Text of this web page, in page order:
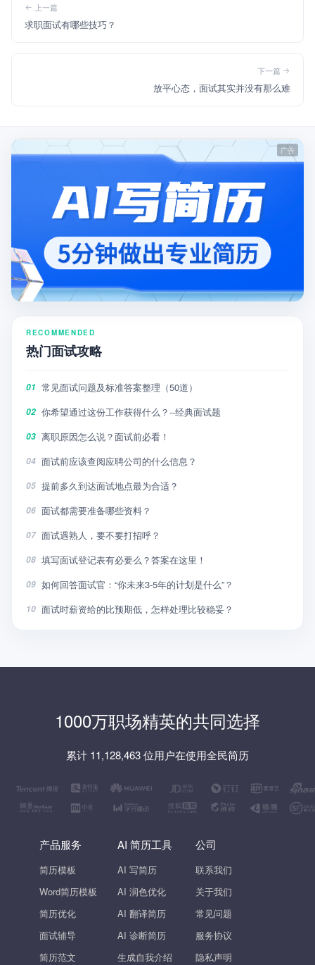
上一篇
求职面试有哪些技巧？
下一篇
放平心态，面试其实并没有那么难
RECOMMENDED
热门面试攻略
01 常见面试问题及标准答案整理（50道）
02 你希望通过这份工作获得什么？--经典面试题
03 离职原因怎么说？面试前必看！
04 面试前应该查阅应聘公司的什么信息？
05 提前多久到达面试地点最为合适？
06 面试都需要准备哪些资料？
07 面试遇熟人，要不要打招呼？
08 填写面试登记表有必要么？答案在这里！
09 如何回答面试官：“你未来3-5年的计划是什么”？
10 面试时薪资给的比预期低，怎样处理比较稳妥？
1000万职场精英的共同选择
累计 11,128,463 位用户在使用全民简历
产品服务
简历模板
Word简历模板
简历优化
面试辅导
简历范文
AI 简历工具
AI 写简历
AI 润色优化
AI 翻译简历
AI 诊断简历
生成自我介绍
公司
联系我们
关于我们
常见问题
服务协议
隐私声明